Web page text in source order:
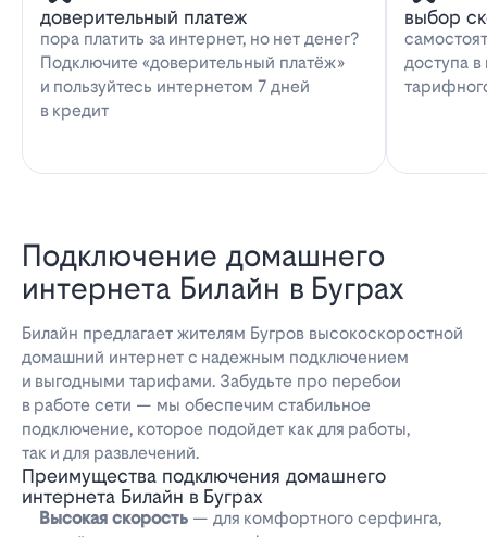
доверительный платеж
пора платить за интернет, но нет денег?
Подключите «доверительный платёж»
и пользуйтесь интернетом 7 дней
в кредит
выбор
доступа
Подключение домашнего
интернета Билайн в Буграх
Билайн предлагает жителям Бугров высокоскоростной
домашний интернет с надежным подключением
и выгодными тарифами. Забудьте про перебои
в работе сети — мы обеспечим стабильное
подключение, которое подойдет как для работы,
так и для развлечений.
Преимущества подключения домашнего
интернета Билайн в Буграх
Высокая скорость — для комфортного серфинга,